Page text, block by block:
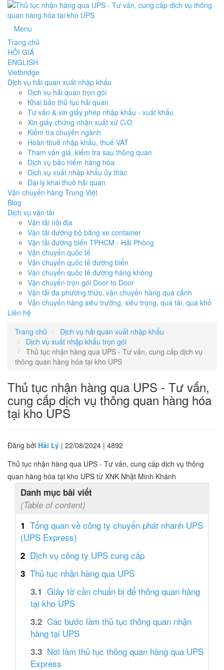
Menu
Trang chủ
HỎI GIÁ
ENGLISH
Vietbridge
Dịch vụ hải quan xuất nhập khẩu
Dịch vụ hải quan trọn gói
Khai báo thủ tục hải quan
Tư vấn & xin giấy phép nhập khẩu - xuất khẩu
Xin giấy chứng nhận xuất xứ C/O
Kiểm tra chuyên ngành
Hoàn thuế nhập khẩu, thuế VAT
Tham vấn giá, kiểm tra sau thông quan
Dịch vụ bảo hiểm hàng hóa
Dịch vụ xuất nhập khẩu ủy thác
Đại lý khai thuê hải quan
Vận chuyển hàng Trung Việt
Blog
Dịch vụ vận tải
Vận tải nội địa
Vận tải đường bộ bằng xe container
Vận tải đường biển TPHCM - Hải Phòng
Vận chuyển quốc tế
Vận chuyển quốc tế đường biển
Vận chuyển quốc tế đường hàng không
Vận chuyển trọn gói Door to Door
Vận tải đa phương thức, vận chuyển hàng quá cảnh
Vận chuyển hàng siêu trường, siêu trọng, quá tải, quá khổ
Liên hệ
Trang chủ
Dịch vụ hải quan xuất nhập khẩu
Dịch vụ xuất nhập khẩu trọn gói
Thủ tục nhận hàng qua UPS - Tư vấn, cung cấp dịch vụ
thông quan hàng hóa tại kho UPS
Thủ tục nhận hàng qua UPS - Tư vấn,
cung cấp dịch vụ thông quan hàng hóa
tại kho UPS
Đăng bởi Hải Lý | 22/08/2024 | 4892
Thủ tục nhận hàng qua UPS - Tư vấn, cung cấp dịch vụ thông
quan hàng hóa tại kho UPS từ XNK Nhật Minh Khánh
Danh mục bài viết
(Table of content)
1 Tổng quan về công ty chuyển phát nhanh UPS
(UPS Express)
2 Dịch vụ công ty UPS cung cấp
3 Thủ tục nhận hàng qua UPS
3.1 Giấy tờ cần chuẩn bị để thông quan hàng
tại kho UPS
3.2 Các bước làm thủ tục thông quan nhận
hàng tại UPS
3.3 Nơi làm thủ tục thông quan hàng qua UPS
Express